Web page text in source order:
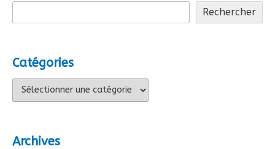
Rechercher
Catégories
Catégories
Archives